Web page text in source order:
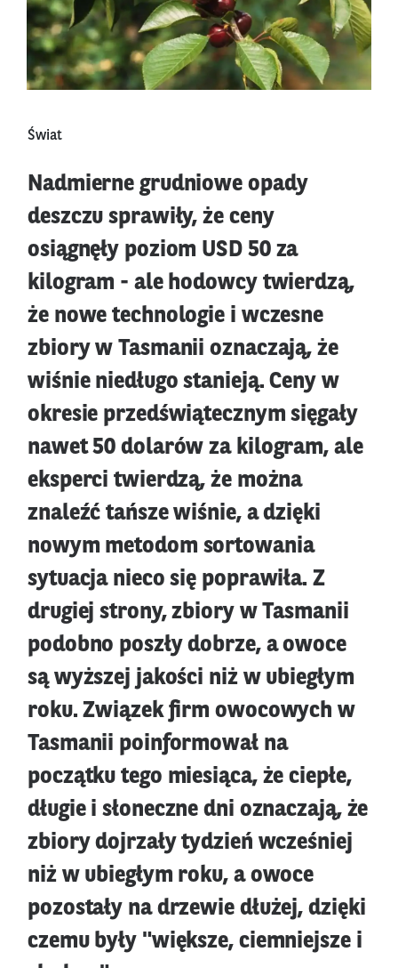
Świat
Nadmierne grudniowe opady
deszczu sprawiły, że ceny
osiągnęły poziom USD 50 za
kilogram - ale hodowcy twierdzą,
że nowe technologie i wczesne
zbiory w Tasmanii oznaczają, że
wiśnie niedługo stanieją. Ceny w
okresie przedświątecznym sięgały
nawet 50 dolarów za kilogram, ale
eksperci twierdzą, że można
znaleźć tańsze wiśnie, a dzięki
nowym metodom sortowania
sytuacja nieco się poprawiła. Z
drugiej strony, zbiory w Tasmanii
podobno poszły dobrze, a owoce
są wyższej jakości niż w ubiegłym
roku. Związek firm owocowych w
Tasmanii poinformował na
początku tego miesiąca, że ciepłe,
długie i słoneczne dni oznaczają, że
zbiory dojrzały tydzień wcześniej
niż w ubiegłym roku, a owoce
pozostały na drzewie dłużej, dzięki
czemu były "większe, ciemniejsze i